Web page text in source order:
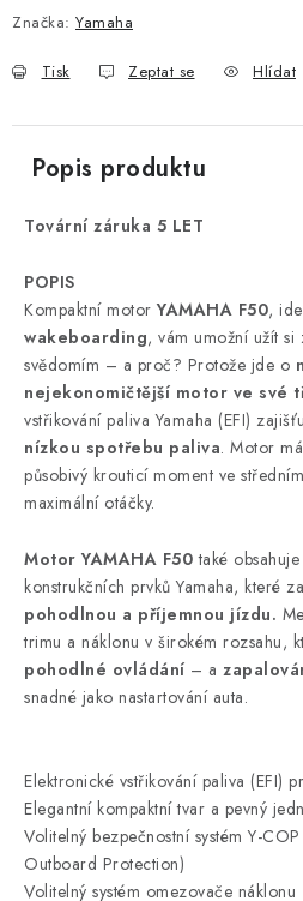
Značka: Yamaha
Tisk Zeptat se Hlídat
Popis produktu
Tovární záruka 5 LET
POPIS
Kompaktní motor YAMAHA F50,
wakeboarding, vám umožní užít si
svědomím – a proč? Protože jde o
nejekonomičtější motor ve své
vstřikování paliva Yamaha (EFI)
nízkou spotřebu paliva. Motor
působivý krouticí moment ve
maximální otáčky.
Motor YAMAHA F50 také
konstrukčních prvků Yamaha, které
pohodlnou a příjemnou jízdu.
trimu a náklonu v širokém rozsahu,
pohodlné ovládání – a
snadné jako nastartování auta.
Elektronické vstřikování paliva (EFI)
Elegantní kompaktní tvar a pevný
Volitelný bezpečnostní systém Y-
Outboard Protection)
Volitelný systém omezovače náklonu